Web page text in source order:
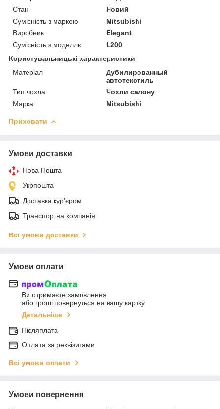
Стан
Новий
Сумісність з маркою
Mitsubishi
Виробник
Elegant
Сумісність з моделлю
L200
Користувальницькі характеристики
Матеріал
Дубилированный
автотекстиль
Тип чохла
Чохли салону
Марка
Mitsubishi
Приховати
Умови доставки
Нова Пошта
Укрпошта
Доставка кур'єром
Транспортна компанія
Всі умови доставки
Умови оплати
Ви отримаєте замовлення
або гроші повернуться на вашу картку
Детальніше
Післяплата
Оплата за реквізитами
Всі умови оплати
Умови повернення